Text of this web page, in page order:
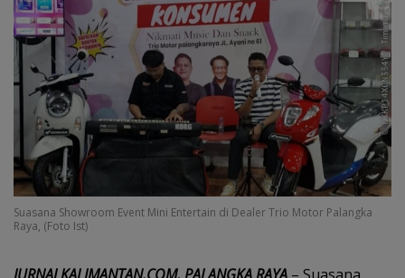
Suasana Showroom Event Mini Entertain di Dealer Trio Motor Palangka
Raya, (Foto Ist)